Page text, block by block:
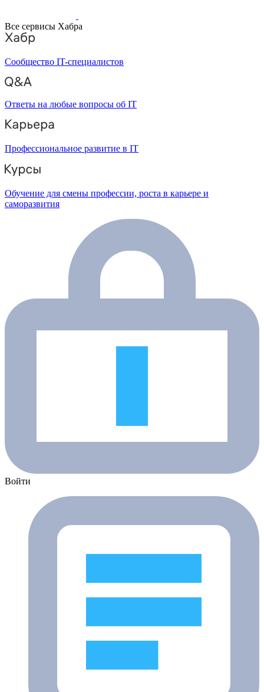
Все сервисы Хабра
Сообщество IT-специалистов
Ответы на любые вопросы об IT
Профессиональное развитие в IT
Обучение для смены профессии, роста в карьере и
саморазвития
Войти